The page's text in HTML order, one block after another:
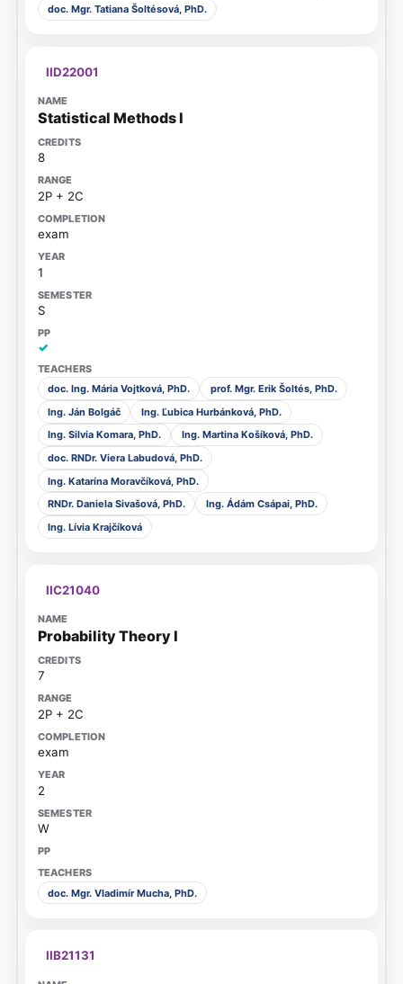
doc. Mgr. Tatiana Šoltésová, PhD.
IID22001
Statistical Methods I
8
2P + 2C
exam
1
S
✓
doc. Ing. Mária Vojtková, PhD.
prof. Mgr. Erik Šoltés, PhD.
Ing. Ján Bolgáč
Ing. Ľubica Hurbánková, PhD.
Ing. Silvia Komara, PhD.
Ing. Martina Košíková, PhD.
doc. RNDr. Viera Labudová, PhD.
Ing. Katarína Moravčíková, PhD.
RNDr. Daniela Sivašová, PhD.
Ing. Ádám Csápai, PhD.
Ing. Lívia Krajčíková
IIC21040
Probability Theory I
7
2P + 2C
exam
2
W
doc. Mgr. Vladimír Mucha, PhD.
IIB21131